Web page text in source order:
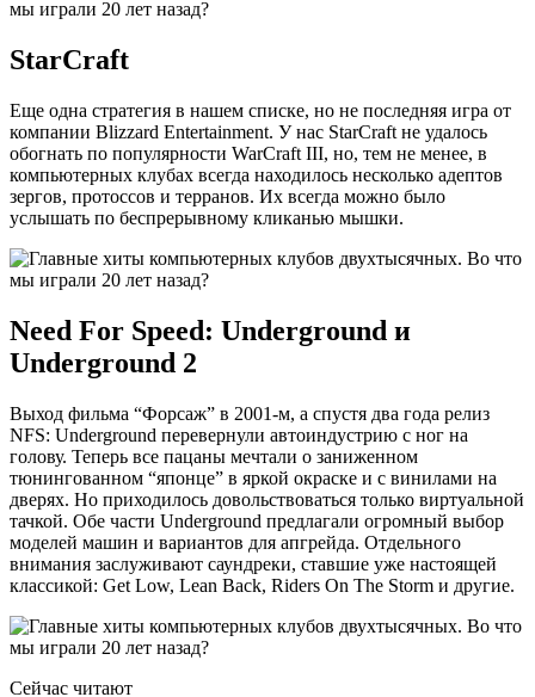
StarCraft
Еще одна стратегия в нашем списке, но не последняя игра от
компании Blizzard Entertainment. У нас StarCraft не удалось
обогнать по популярности WarCraft III, но, тем не менее, в
компьютерных клубах всегда находилось несколько адептов
зергов, протоссов и терранов. Их всегда можно было
услышать по беспрерывному кликанью мышки.
Need For Speed: Underground и
Underground 2
Выход фильма “Форсаж” в 2001-м, а спустя два года релиз
NFS: Underground перевернули автоиндустрию с ног на
голову. Теперь все пацаны мечтали о заниженном
тюнингованном “японце” в яркой окраске и с винилами на
дверях. Но приходилось довольствоваться только виртуальной
тачкой. Обе части Underground предлагали огромный выбор
моделей машин и вариантов для апгрейда. Отдельного
внимания заслуживают саундреки, ставшие уже настоящей
классикой: Get Low, Lean Back, Riders On The Storm и другие.
Сейчас читают